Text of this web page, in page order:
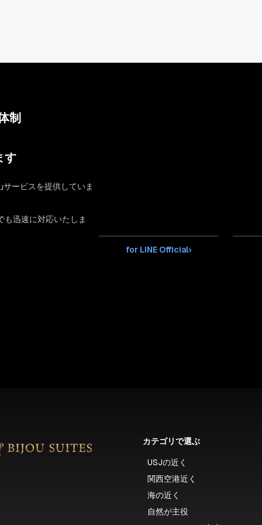
制
す
サービスを提供していま
も迅速に対応いたしま
for LINE Official›
カテゴリで選ぶ
USJの近く
関西空港近く
海の近く
自然が主役